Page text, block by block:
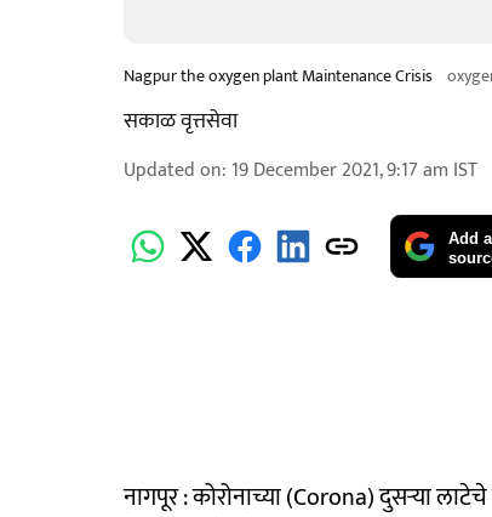
Nagpur the oxygen plant Maintenance Crisis
सकाळ वृत्तसेवा
Updated on: 19 December 2021, 9:17 am IST
Add
नागपूर : कोरोनाच्या (Corona) दुसऱ्या